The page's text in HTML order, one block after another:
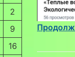
2
9
16